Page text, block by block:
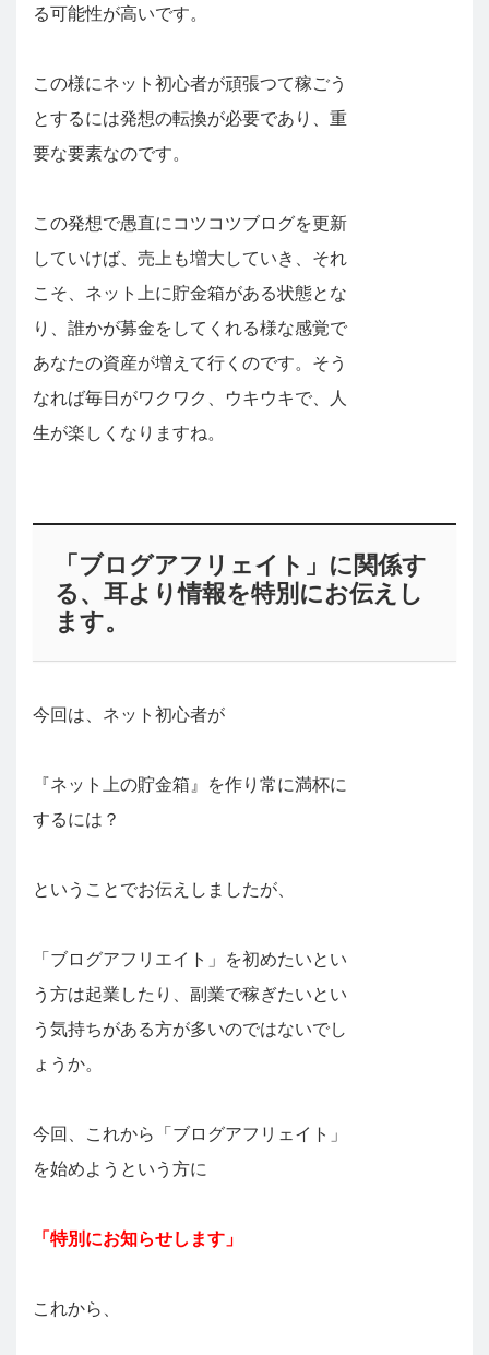
る可能性が高いです。
この様にネット初心者が頑張つて稼ごう
とするには発想の転換が必要であり、重
要な要素なのです。
この発想で愚直にコツコツブログを更新
していけば、売上も増大していき、それ
こそ、ネット上に貯金箱がある状態とな
り、誰かが募金をしてくれる様な感覚で
あなたの資産が増えて行くのです。そう
なれば毎日がワクワク、ウキウキで、人
生が楽しくなりますね。
「ブログアフリェイト」に関係す
る、耳より情報を特別にお伝えし
ます。
今回は、ネット初心者が
『ネット上の貯金箱』を作り常に満杯に
するには？
ということでお伝えしましたが、
「ブログアフリエイト」を初めたいとい
う方は起業したり、副業で稼ぎたいとい
う気持ちがある方が多いのではないでし
ょうか。
今回、これから「ブログアフリェイト」
を始めようという方に
「特別にお知らせします」
これから、